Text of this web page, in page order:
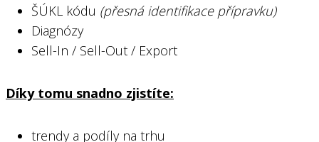
ŠÚKL kódu (přesná identifikace přípravku)
Diagnózy
Sell-In / Sell-Out / Export
Díky tomu snadno zjistíte:
trendy a podíly na trhu